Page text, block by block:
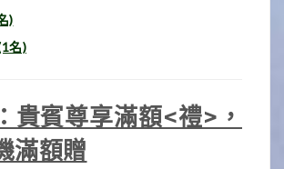
)
名)
貴賓尊享滿額<禮>，
滿額贈